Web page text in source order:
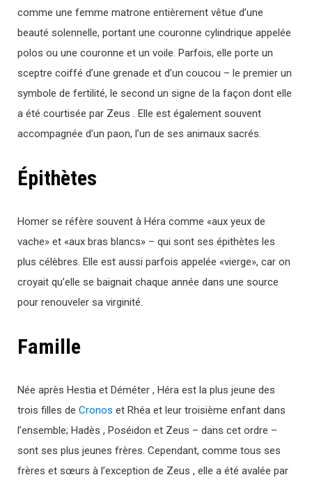
comme une femme matrone entièrement vêtue d’une
beauté solennelle, portant une couronne cylindrique appelée
polos ou une couronne et un voile. Parfois, elle porte un
sceptre coiffé d’une grenade et d’un coucou – le premier un
symbole de fertilité, le second un signe de la façon dont elle
a été courtisée par Zeus . Elle est également souvent
accompagnée d’un paon, l’un de ses animaux sacrés.
Épithètes
Homer se réfère souvent à Héra comme «aux yeux de
vache» et «aux bras blancs» – qui sont ses épithètes les
plus célèbres. Elle est aussi parfois appelée «vierge», car on
croyait qu’elle se baignait chaque année dans une source
pour renouveler sa virginité.
Famille
Née après Hestia et Déméter , Héra est la plus jeune des
trois filles de Cronos et Rhéa et leur troisième enfant dans
l’ensemble; Hadès , Poséidon et Zeus – dans cet ordre –
sont ses plus jeunes frères. Cependant, comme tous ses
frères et sœurs à l’exception de Zeus , elle a été avalée par